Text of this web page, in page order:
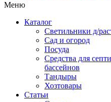
Меню
Каталог
Светильники д/
Сад и огород
Посуда
Средства для
бассейнов
Тандыры
Хозтовары
Статьи